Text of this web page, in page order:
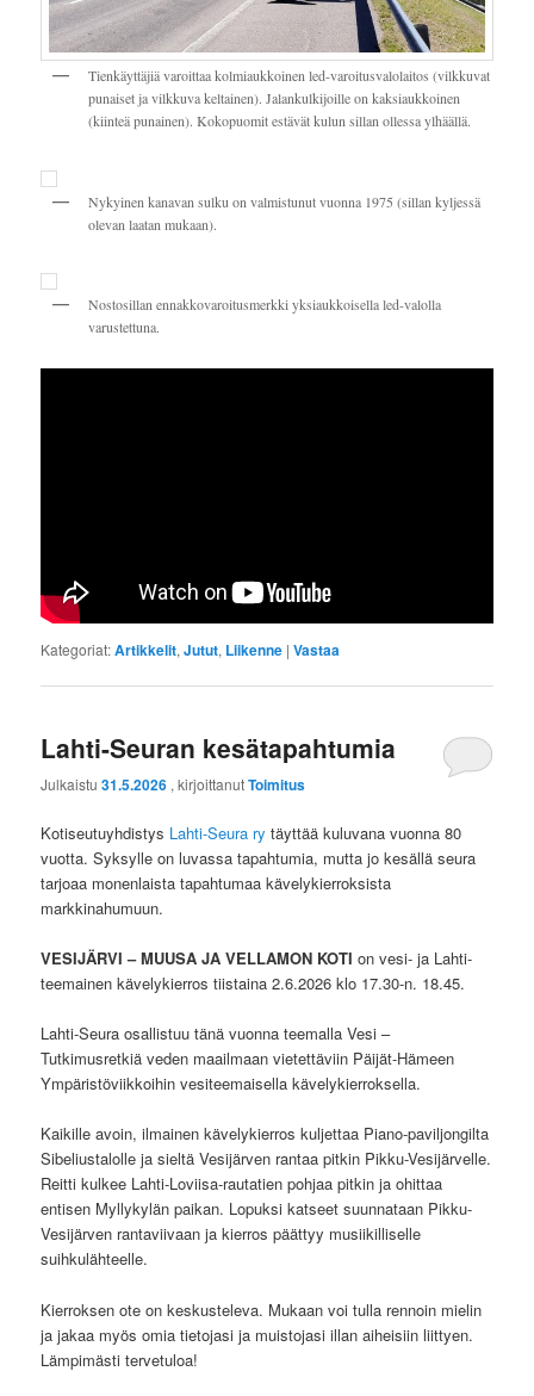
Tienkäyttäjiä varoittaa kolmiaukkoinen led-varoitusvalolaitos (vilkkuvat
punaiset ja vilkkuva keltainen). Jalankulkijoille on kaksiaukkoinen
(kiinteä punainen). Kokopuomit estävät kulun sillan ollessa ylhäällä.
Nykyinen kanavan sulku on valmistunut vuonna 1975 (sillan kyljessä
olevan laatan mukaan).
Nostosillan ennakkovaroitusmerkki yksiaukkoisella led-valolla
varustettuna.
Kategoriat:Artikkelit,Jutut, Liikenne |Vastaa
Lahti-Seuran kesätapahtumia
Julkaistu31.5.2026 , kirjoittanutToimitus
Kotiseutuyhdistys Lahti-Seura ry täyttää kuluvana vuonna 80
vuotta. Syksylle on luvassa tapahtumia, mutta jo kesällä seura
tarjoaa monenlaista tapahtumaa kävelykierroksista
markkinahumuun.
VESIJÄRVI – MUUSA JA VELLAMON KOTIon vesi- ja Lahti-
teemainen kävelykierros tiistaina 2.6.2026 klo 17.30-n. 18.45.
Lahti-Seura osallistuu tänä vuonna teemalla Vesi –
Tutkimusretkiä veden maailmaan vietettäviin Päijät-Hämeen
Ympäristöviikkoihin vesiteemaisella kävelykierroksella.
Kaikille avoin, ilmainen kävelykierros kuljettaa Piano-paviljongilta
Sibeliustalolle ja sieltä Vesijärven rantaa pitkin Pikku-Vesijärvelle.
Reitti kulkee Lahti-Loviisa-rautatien pohjaa pitkin ja ohittaa
entisen Myllykylän paikan. Lopuksi katseet suunnataan Pikku-
Vesijärven rantaviivaan ja kierros päättyy musiikilliselle
suihkulähteelle.
Kierroksen ote on keskusteleva. Mukaan voi tulla rennoin mielin
ja jakaa myös omia tietojasi ja muistojasi illan aiheisiin liittyen.
Lämpimästi tervetuloa!